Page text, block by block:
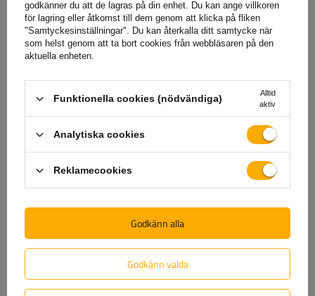
som finns på vår webbplats.
Hjälp
Har du frågor om valet eller användningen av våra
produkter? Kontakta oss! Unitrailers specialister ger dig
gärna all information du behöver.
+46 842 002 023 unitrailer@unitrailer.se
Specifikation
godkänner du att de lagras på din enhet. Du kan ange villkoren
för lagring eller åtkomst till dem genom att klicka på fliken
"Samtyckesinställningar". Du kan återkalla ditt samtycke när
som helst genom att ta bort cookies från webbläsaren på den
aktuella enheten.
Funktionella cookies (nödvändiga)
Alltid
aktiv
Analytiska cookies
Reklamecookies
Godkänn valda
Godkänn alla